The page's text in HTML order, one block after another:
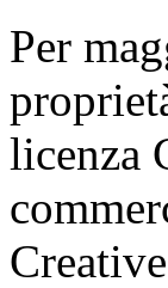
Per
licenza